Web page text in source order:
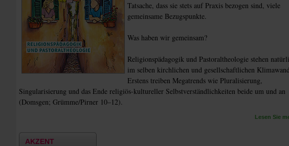
Tatsache, dass sie stets auf Praxis bezogen sind, viele
gemeinsame Bezugspunkte.
Was haben wir gemeinsam?
Religionspädagogik und Pastoraltheologie stehen
im selben kirchlichen und gesellschaftlichen
Erstens treiben Megatrends wie Pluralisierung,
Singularisierung und das Ende religiös-kultureller Selbstverständlichkeiten beide um und an
(Domsgen; Grümme/Pirner 10–12).
Lesen Sie
AKZENT